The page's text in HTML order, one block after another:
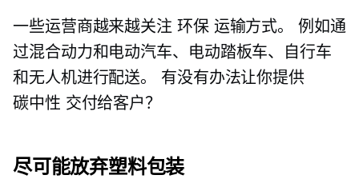
一些运营商越来越关注 环保 运输方式。 例如通
过混合动力和电动汽车、电动踏板车、自行车
和无人机进行配送。 有没有办法让你提供
碳中性 交付给客户？
尽可能放弃塑料包装